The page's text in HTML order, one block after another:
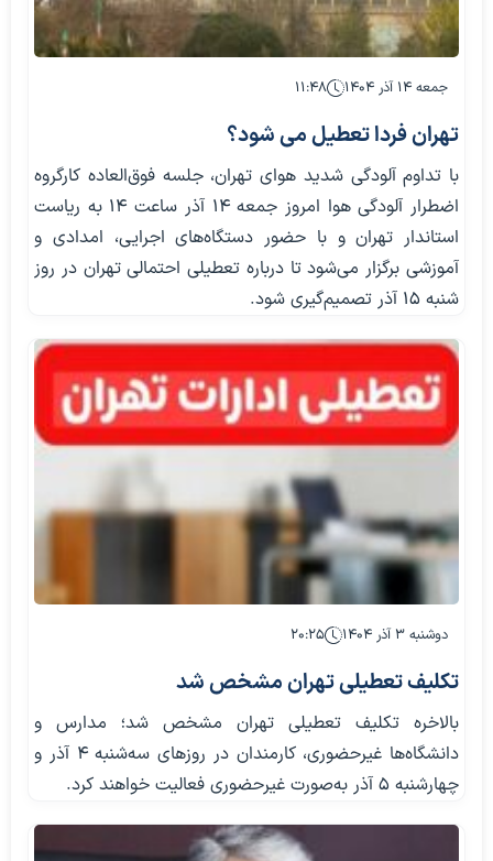
جمعه ۱۴ آذر ۱۴۰۴ ۱۱:۴۸
تهران فردا تعطیل می شود؟
با تداوم آلودگی شدید هوای تهران، جلسه فوق‌العاده کارگروه
اضطرار آلودگی هوا امروز جمعه ۱۴ آذر ساعت ۱۴ به ریاست
استاندار تهران و با حضور دستگاه‌های اجرایی، امدادی و
آموزشی برگزار می‌شود تا درباره تعطیلی احتمالی تهران در روز
شنبه ۱۵ آذر تصمیم‌گیری شود.
دوشنبه ۳ آذر ۱۴۰۴ ۲۰:۲۵
تکلیف تعطیلی تهران مشخص شد
بالاخره تکلیف تعطیلی تهران مشخص شد؛ مدارس و
دانشگاه‌ها غیرحضوری، کارمندان در روزهای سه‌شنبه ۴ آذر و
چهارشنبه ۵ آذر به‌صورت غیرحضوری فعالیت خواهند کرد.